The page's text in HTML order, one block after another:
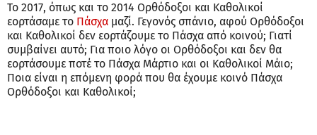
Το 2017, όπως και το 2014 Ορθόδοξοι και Καθολικοί
εορτάσαμε το Πάσχα μαζί. Γεγονός σπάνιο, αφού Ορθόδοξοι
και Καθολικοί δεν εορτάζουμε το Πάσχα από κοινού; Γιατί
συμβαίνει αυτό; Για ποιο λόγο οι Ορθόδοξοι και δεν θα
εορτάσουμε ποτέ το Πάσχα Μάρτιο και οι Καθολικοί Μάιο;
Ποια είναι η επόμενη φορά που θα έχουμε κοινό Πάσχα
Ορθόδοξοι και Καθολικοί;